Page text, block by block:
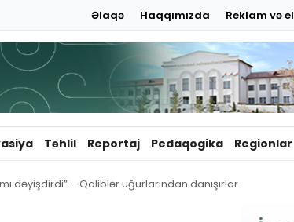
Əlaqə Haqqımızda Reklam və
Təhlil Reportaj Pedaqogika Regionlar
dəyişdirdi” – Qaliblər uğurlarından danışırlar